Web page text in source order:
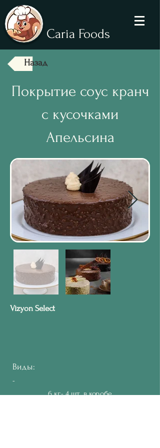
Caria Foods
Назад
Покрытие соус кранч
с кусочками
Апельсина
Vizyon Select
Виды:
-
6 кг- 4 шт. в коробе